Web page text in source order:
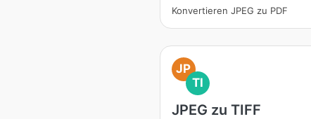
Konvertieren JPEG zu PDF
JP
TI
JPEG zu TIFF